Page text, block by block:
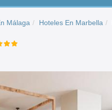
Málaga Hoteles En Marbella